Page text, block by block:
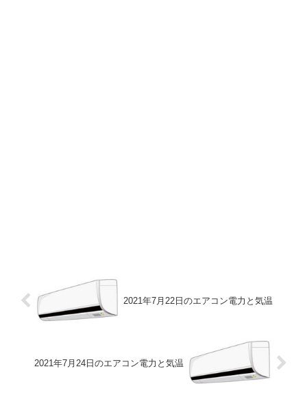
2021年7月22日のエアコン電力と気温
2021年7月24日のエアコン電力と気温